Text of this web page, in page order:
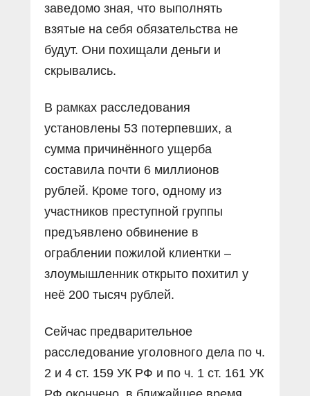
заведомо зная, что выполнять
взятые на себя обязательства не
будут. Они похищали деньги и
скрывались.
В рамках расследования
установлены 53 потерпевших, а
сумма причинённого ущерба
составила почти 6 миллионов
рублей. Кроме того, одному из
участников преступной группы
предъявлено обвинение в
ограблении пожилой клиентки –
злоумышленник открыто похитил у
неё 200 тысяч рублей.
Сейчас предварительное
расследование уголовного дела по ч.
2 и 4 ст. 159 УК РФ и по ч. 1 ст. 161 УК